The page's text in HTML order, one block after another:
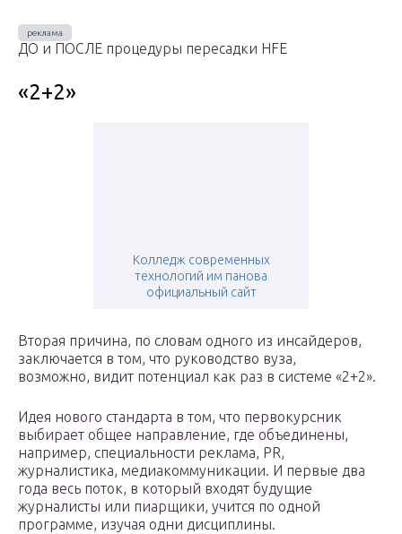
ДО и ПОСЛЕ процедуры пересадки HFE
«2+2»
Колледж современных
технологий им панова
официальный сайт
Вторая причина, по словам одного из инсайдеров,
заключается в том, что руководство вуза,
возможно, видит потенциал как раз в системе «2+2».
Идея нового стандарта в том, что первокурсник
выбирает общее направление, где объединены,
например, специальности реклама, PR,
журналистика, медиакоммуникации. И первые два
года весь поток, в который входят будущие
журналисты или пиарщики, учится по одной
программе, изучая одни дисциплины.